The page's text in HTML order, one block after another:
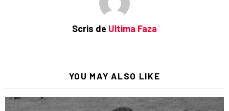
Scris de Ultima Faza
YOU MAY ALSO LIKE